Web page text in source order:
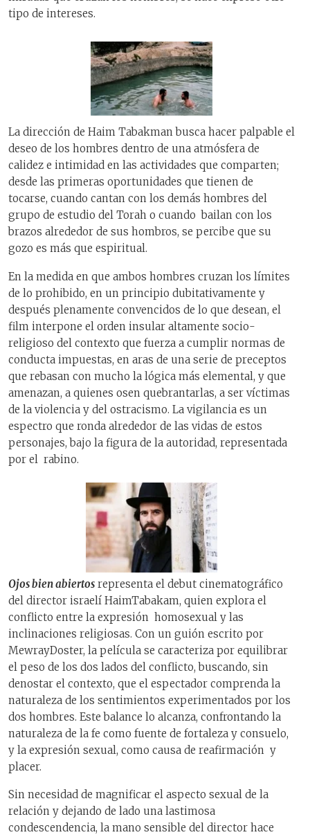
tipo de intereses.
La dirección de Haim Tabakman busca hacer palpable el
deseo de los hombres dentro de una atmósfera de
calidez e intimidad en las actividades que comparten;
desde las primeras oportunidades que tienen de
tocarse, cuando cantan con los demás hombres del
grupo de estudio del Torah o cuando bailan con los
brazos alrededor de sus hombros, se percibe que su
gozo es más que espiritual.
En la medida en que ambos hombres cruzan los límites
de lo prohibido, en un principio dubitativamente y
después plenamente convencidos de lo que desean, el
film interpone el orden insular altamente socio-
religioso del contexto que fuerza a cumplir normas de
conducta impuestas, en aras de una serie de preceptos
que rebasan con mucho la lógica más elemental, y que
amenazan, a quienes osen quebrantarlas, a ser víctimas
de la violencia y del ostracismo. La vigilancia es un
espectro que ronda alrededor de las vidas de estos
personajes, bajo la figura de la autoridad, representada
por el rabino.
Ojos bien abiertos representa el debut cinematográfico
del director israelí HaimTabakam, quien explora el
conflicto entre la expresión homosexual y las
inclinaciones religiosas. Con un guión escrito por
MewrayDoster, la película se caracteriza por equilibrar
el peso de los dos lados del conflicto, buscando, sin
denostar el contexto, que el espectador comprenda la
naturaleza de los sentimientos experimentados por los
dos hombres. Este balance lo alcanza, confrontando la
naturaleza de la fe como fuente de fortaleza y consuelo,
y la expresión sexual, como causa de reafirmación y
placer.
Sin necesidad de magnificar el aspecto sexual de la
relación y dejando de lado una lastimosa
condescendencia, la mano sensible del director hace